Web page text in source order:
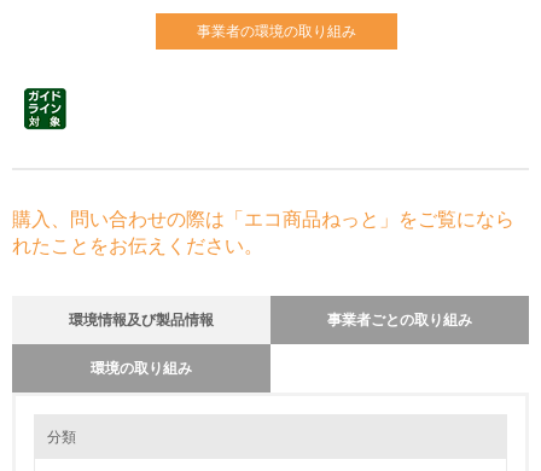
事業者の環境の取り組み
購入、問い合わせの際は「エコ商品ねっと」をご覧になら
れたことをお伝えください。
環境情報及び製品情報 事業者ごとの取り組み
環境の取り組み
ネスレ日本は2010年からモーダルシフト（トラックによる輸送から鉄道
分類